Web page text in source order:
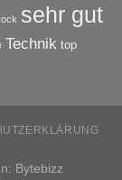
sehr gut
Technik top
Bytebizz